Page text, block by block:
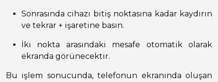
Sonrasında cihazı bitiş noktasına kadar kaydırın
ve tekrar + işaretine basın.
İki nokta arasındaki mesafe otomatik olarak
ekranda görünecektir.
Bu işlem sonucunda, telefonun ekranında oluşan